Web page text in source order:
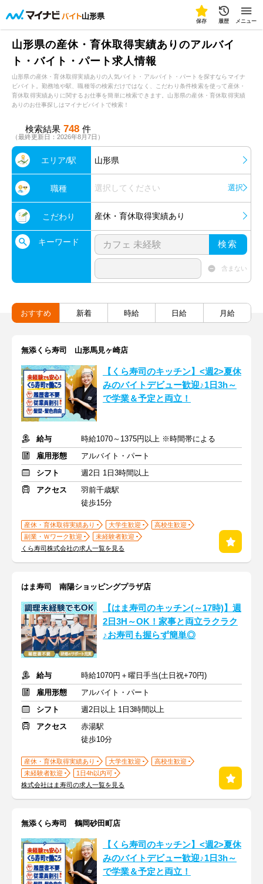
山形県
保存 履歴 メニュー
山形県の産休・育休取得実績ありのアルバイ
ト・バイト・パート求人情報
山形県の産休・育休取得実績ありの人気バイト・アルバイト・パートを探すならマイナ
ビバイト。勤務地や駅、職種等の検索だけではなく、こだわり条件検索を使って産休・
育休取得実績ありに関するお仕事を簡単に検索できます。山形県の産休・育休取得実績
ありのお仕事探しはマイナビバイトで検索！
検索結果 748 件
（最終更新日：2026年8月7日）
エリア/駅 山形県
職種 選択してください 選択
こだわり 産休・育休取得実績あり
キーワード 検索
含まない
おすすめ 新着 時給 日給 月給
無添くら寿司 山形馬見ヶ崎店
【くら寿司のキッチン】<週2>夏休
みのバイトデビュー歓迎♪1日3h～
で学業＆予定と両立！
給与
時給1070～1375円以上 ※時間帯による
雇用形態
アルバイト・パート
シフト
週2日 1日3時間以上
アクセス
羽前千歳駅
徒歩15分
産休・育休取得実績あり 大学生歓迎
高校生歓迎
副業・Ｗワーク歓迎
未経験者歓迎
くら寿司株式会社の求人一覧を見る
はま寿司 南陽ショッピングプラザ店
【はま寿司のキッチン(～17時)】週
2日3H～OK！家事と両立ラクラク
♪お寿司も握らず簡単◎
給与
時給1070円＋曜日手当(土日祝+70円)
雇用形態
アルバイト・パート
シフト
週2日以上 1日3時間以上
アクセス
赤湯駅
徒歩10分
産休・育休取得実績あり 大学生歓迎
高校生歓迎
未経験者歓迎
1日4h以内可
株式会社はま寿司の求人一覧を見る
無添くら寿司 鶴岡砂田町店
【くら寿司のキッチン】<週2>夏休
みのバイトデビュー歓迎♪1日3h～
で学業＆予定と両立！